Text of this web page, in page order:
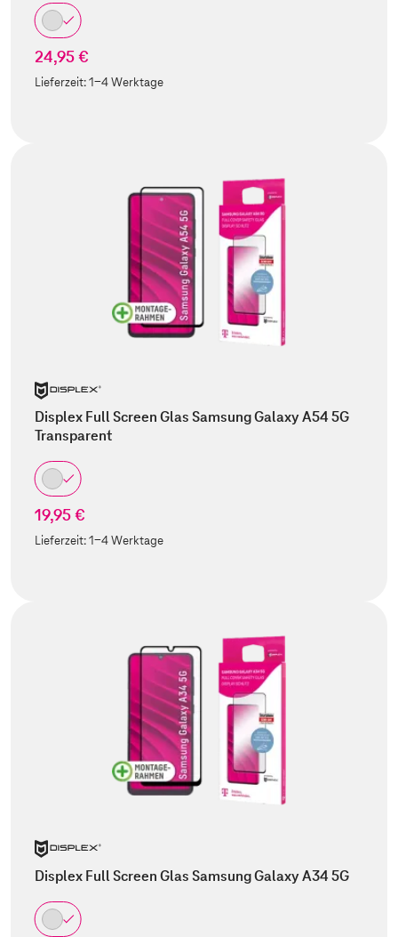
24,95 €
Lieferzeit:1-4 Werktage
Displex Full Screen Glas Samsung Galaxy A54 5G
Transparent
19,95 €
Lieferzeit:1-4 Werktage
Displex Full Screen Glas Samsung Galaxy A34 5G